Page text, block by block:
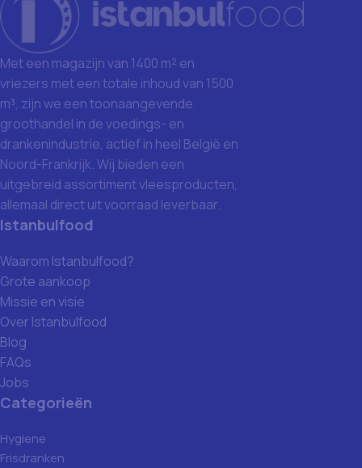
Met een magazijn van 1400 m² en
vriezers met een totale inhoud van 1500
m³, zijn we een toonaangevende
groothandel in de voedings- en
drankenindustrie, actief in heel België en
Noord-Frankrijk. Wij bieden een
uitgebreid assortiment vleesproducten,
allemaal direct uit voorraad leverbaar.
Istanbulfood
Waarom Istanbulfood?
Grote aankoop
Missie en visie
Over Istanbulfood
Blog
FAQs
Jobs
Categorieën
Hygiene
Frisdranken